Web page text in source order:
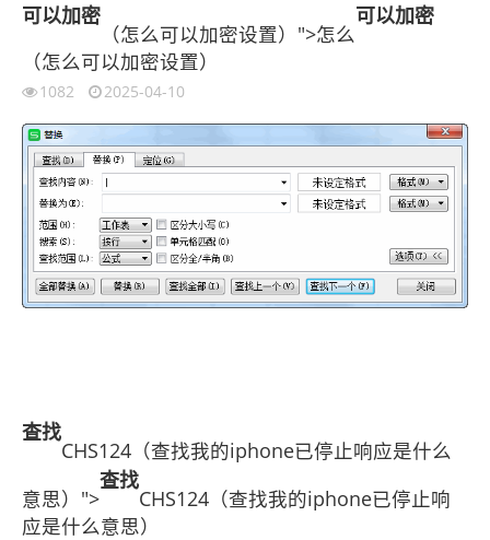
可以加密
（怎么可以加密设置）">怎么
可以加密
（怎么可以加密设置）
1082 2025-04-10
查找
CHS124（查找我的iphone已停止响应是什么
意思）">
查找
CHS124（查找我的iphone已停止响
应是什么意思）